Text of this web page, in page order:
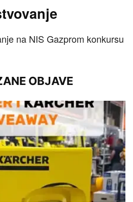
na NIS Gazprom konkursu
OBJAVE